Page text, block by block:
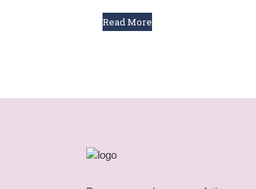
Read More